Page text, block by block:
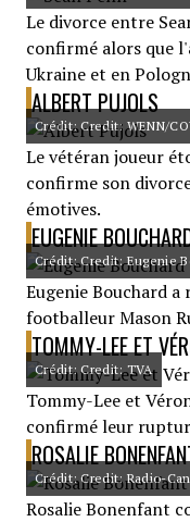
Le divorce entre
confirmé alors que
Ukraine et en
ALBERT PUJOLS
Crédit: Credit: WENN/
Le vétéran joueur
confirme son
émotives.
EUGENIE
Crédit: Credit: Eugenie
Eugenie Bouchard
footballeur Mason
TOMMY-LEE ET
Crédit: Credit: TVA
Tommy-Lee et
confirmé leur
ROSALIE
Crédit: Credit: Radio-
Rosalie Bonenfant